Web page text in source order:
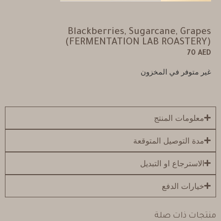
Blackberries, Sugarcane, Grapes
(FERMENTATION LAB ROASTERY)
70 AED
غير متوفر في المخزون
معلومات المنتج
مدة التوصيل المتوقعة
الاسترجاع او التبديل
خيارات الدفع
منتجات ذات صلة